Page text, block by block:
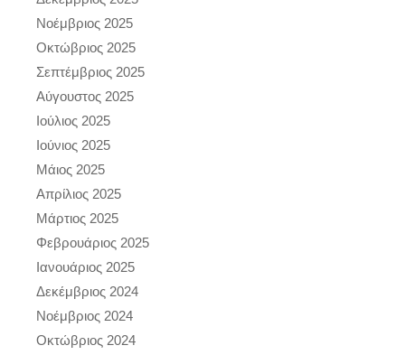
Νοέμβριος 2025
Οκτώβριος 2025
Σεπτέμβριος 2025
Αύγουστος 2025
Ιούλιος 2025
Ιούνιος 2025
Μάιος 2025
Απρίλιος 2025
Μάρτιος 2025
Φεβρουάριος 2025
Ιανουάριος 2025
Δεκέμβριος 2024
Νοέμβριος 2024
Οκτώβριος 2024